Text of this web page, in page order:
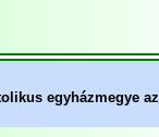
egyházmegye